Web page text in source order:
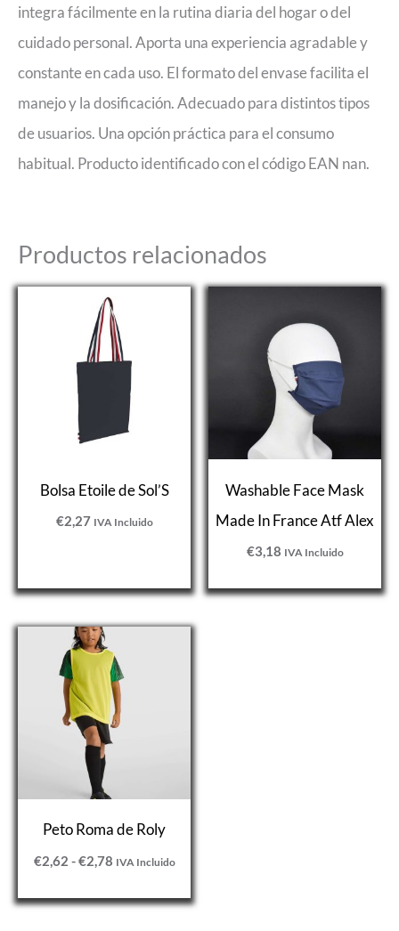
integra fácilmente en la rutina diaria del hogar o del
cuidado personal. Aporta una experiencia agradable y
constante en cada uso. El formato del envase facilita el
manejo y la dosificación. Adecuado para distintos tipos
de usuarios. Una opción práctica para el consumo
habitual. Producto identificado con el código EAN nan.
Productos relacionados
Bolsa Etoile de Sol’S
€2,27 IVA Incluido
Washable Face Mask
Made In France Atf Alex
€3,18 IVA Incluido
Peto Roma de Roly
€2,62 -€2,78
de
precios:
desde
€2,62
hasta
IVA Incluido